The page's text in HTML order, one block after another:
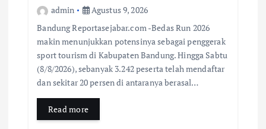
admin
Agustus 9, 2026
Bandung Reportasejabar.com -Bedas Run 2026
makin menunjukkan potensinya sebagai penggerak
sport tourism di Kabupaten Bandung. Hingga Sabtu
(8/8/2026), sebanyak 3.242 peserta telah mendaftar
dan sekitar 20 persen di antaranya berasal…
Read more